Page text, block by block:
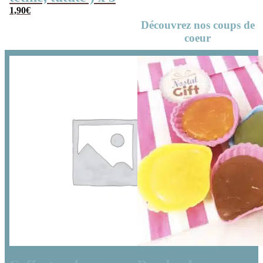
1,90€
Découvrez nos coups de
coeur